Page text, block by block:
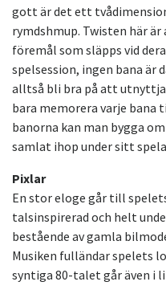
gott är det ett
rymdshmup. Twisten här
föremål som släpps vid
spelsession, ingen bana är
alltså bli bra på att
bara memorera varje
banorna kan man bygga
samlat ihop under sitt
Pixlar
En stor eloge går till
talsinspirerad och helt
bestående av gamla
Musiken fulländar spelets
syntiga 80-talet går även i